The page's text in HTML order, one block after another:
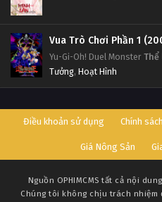
Vua Trò Chơi
Yu-Gi-Oh! Duel Monster Thể
Tưởng, Hoạt Hình
Điều khoản sử dụng Chính
Giá Nông Sản
Nguồn OPHIMCMS tất cả nội
Chúng tôi không chịu trách